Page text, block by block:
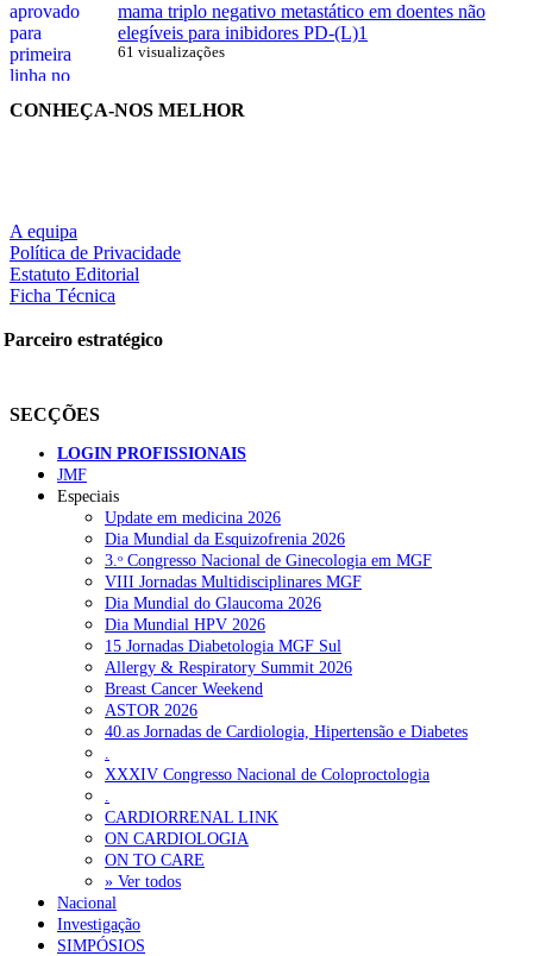
mama triplo negativo metastático em doentes não
elegíveis para inibidores PD-(L)1
61 visualizações
CONHEÇA-NOS MELHOR
A equipa
Política de Privacidade
Estatuto Editorial
Ficha Técnica
Parceiro estratégico
SECÇÕES
LOGIN PROFISSIONAIS
JMF
Especiais
Update em medicina 2026
Dia Mundial da Esquizofrenia 2026
3.ᵒ Congresso Nacional de Ginecologia em MGF
VIII Jornadas Multidisciplinares MGF
Dia Mundial do Glaucoma 2026
Dia Mundial HPV 2026
15 Jornadas Diabetologia MGF Sul
Allergy & Respiratory Summit 2026
Breast Cancer Weekend
ASTOR 2026
40.as Jornadas de Cardiologia, Hipertensão e Diabetes
XXXIV Congresso Nacional de Coloproctologia
CARDIORRENAL LINK
ON CARDIOLOGIA
ON TO CARE
» Ver todos
Nacional
Investigação
SIMPÓSIOS